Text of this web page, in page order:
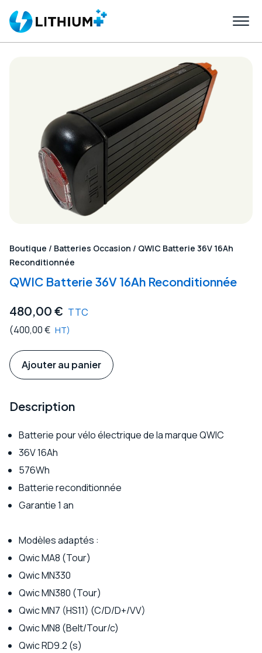
Boutique / Batteries Occasion / QWIC Batterie 36V 16Ah
Reconditionnée
QWIC Batterie 36V 16Ah Reconditionnée
480,00 € TTC
(400,00€ HT)
Ajouter au panier
Description
Batterie pour vélo électrique de la marque QWIC
36V 16Ah
576Wh
Batterie reconditionnée
Garantie 1 an
Modèles adaptés :
Qwic MA8 (Tour)
Qwic MN330
Qwic MN380 (Tour)
Qwic MN7 (HS11) (C/D/D+/VV)
Qwic MN8 (Belt/Tour/c)
Qwic RD9.2 (s)